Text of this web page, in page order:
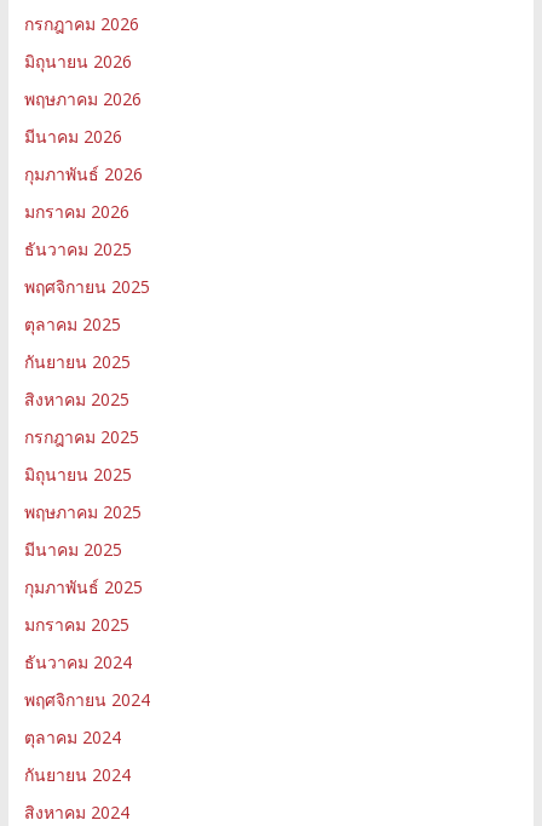
กรกฎาคม 2026
มิถุนายน 2026
พฤษภาคม 2026
มีนาคม 2026
กุมภาพันธ์ 2026
มกราคม 2026
ธันวาคม 2025
พฤศจิกายน 2025
ตุลาคม 2025
กันยายน 2025
สิงหาคม 2025
กรกฎาคม 2025
มิถุนายน 2025
พฤษภาคม 2025
มีนาคม 2025
กุมภาพันธ์ 2025
มกราคม 2025
ธันวาคม 2024
พฤศจิกายน 2024
ตุลาคม 2024
กันยายน 2024
สิงหาคม 2024